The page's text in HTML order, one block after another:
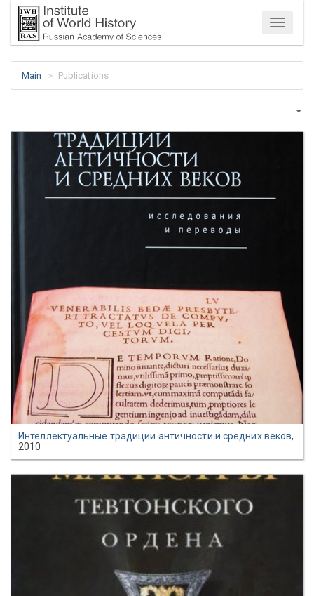
Menu
Main Publications
Интеллектуальные традиции античности и средних веков,
2010